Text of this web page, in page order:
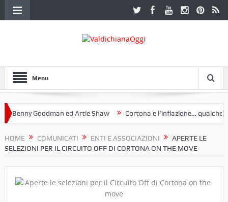
Menu
Goodman ed Artie Shaw Cortona e l’inflazione… qualche
HOME COMUNICATI ENTI E ASSOCIAZIONI
APERTE LE
SELEZIONI PER IL CIRCUITO OFF DI CORTONA ON THE MOVE